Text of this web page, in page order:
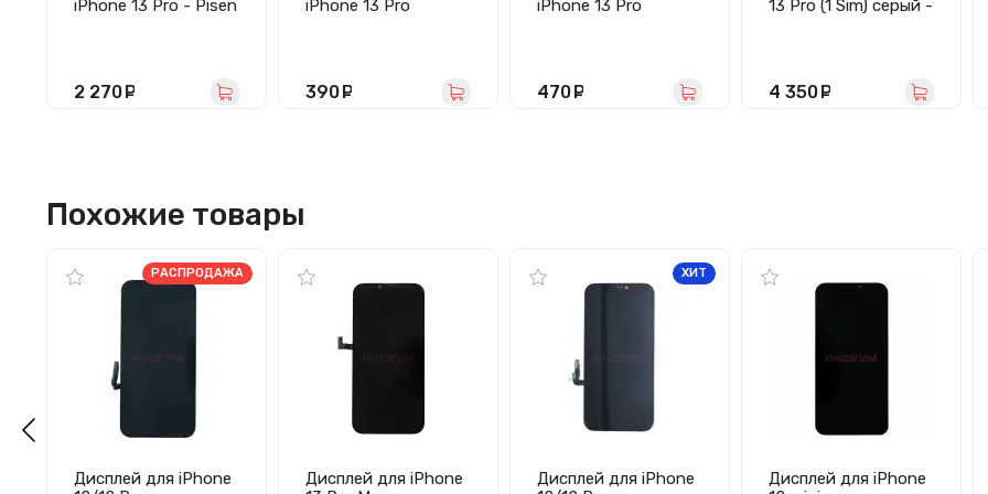
iPhone 13 Pro - Pisen
2 270 руб.
iPhone 13 Pro
390
iPhone 13 Pro
470
13 Pro (1 Sim) серый -
4 350 руб.
Похожие товары
Дисплей для iPhone
РАСПРОДАЖА
Дисплей для iPhone
Дисплей для iPhone
ХИТ
Дисплей для iPhone